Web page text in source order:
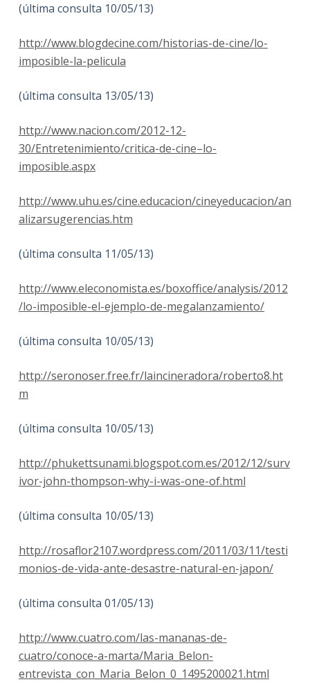
(última consulta 10/05/13)
http://www.blogdecine.com/historias-de-cine/lo-
imposible-la-pelicula
(última consulta 13/05/13)
http://www.nacion.com/2012-12-
30/Entretenimiento/critica-de-cine–lo-
imposible.aspx
http://www.uhu.es/cine.educacion/cineyeducacion/an
alizarsugerencias.htm
(última consulta 11/05/13)
http://www.eleconomista.es/boxoffice/analysis/2012
/lo-imposible-el-ejemplo-de-megalanzamiento/
(última consulta 10/05/13)
http://seronoser.free.fr/laincineradora/roberto8.ht
m
(última consulta 10/05/13)
http://phukettsunami.blogspot.com.es/2012/12/surv
ivor-john-thompson-why-i-was-one-of.html
(última consulta 10/05/13)
http://rosaflor2107.wordpress.com/2011/03/11/testi
monios-de-vida-ante-desastre-natural-en-japon/
(última consulta 01/05/13)
http://www.cuatro.com/las-mananas-de-
cuatro/conoce-a-marta/Maria_Belon-
entrevista_con_Maria_Belon_0_1495200021.html